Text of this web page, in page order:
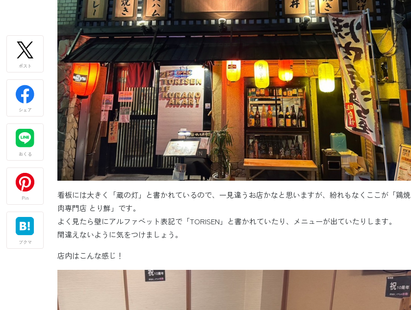
看板には大きく「蔵の灯」と書かれているので、一見違うお店かなと思いますが、紛れもなくここが「鶏焼
肉専門店 とり鮮」です。
よく見たら壁にアルファベット表記で「TORISEN」と書かれていたり、メニューが出ていたりします。
間違えないように気をつけましょう。
店内はこんな感じ！
ポスト
シェア
おくる
Pin
ブクマ